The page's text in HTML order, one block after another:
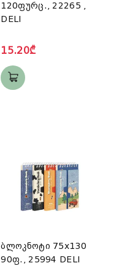
120ფურც., 22265 ,
DELI
15.20₾
ბლოკნოტი 75x130
90ფ., 25994 DELI